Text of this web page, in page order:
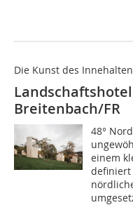
Die Kunst des
Breitenbach/FR
48°
einem
definiert